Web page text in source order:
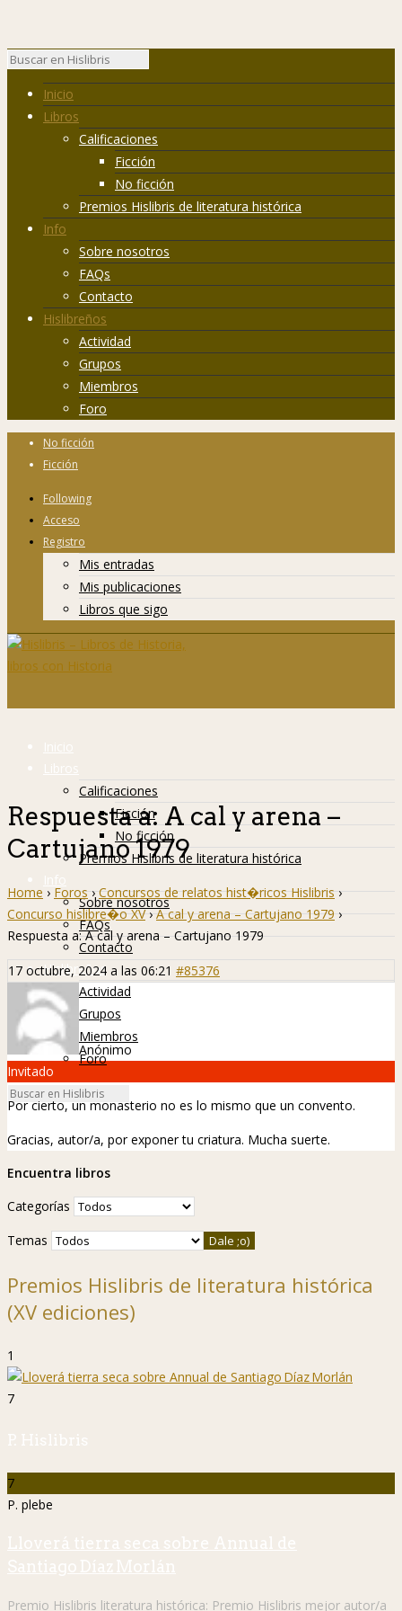
Inicio
Libros
Calificaciones
Ficción
No ficción
Premios Hislibris de literatura histórica
Info
Sobre nosotros
FAQs
Contacto
Hislibreños
Actividad
Grupos
Miembros
Foro
No ficción
Ficción
Following
Acceso
Registro
Mis entradas
Mis publicaciones
Libros que sigo
Inicio
Libros
Calificaciones
Ficción
No ficción
Premios Hislibris de literatura histórica
Info
Sobre nosotros
FAQs
Contacto
Hislibreños
Actividad
Grupos
Miembros
Foro
Respuesta a: A cal y arena –
Cartujano 1979
Home › Foros › Concursos de relatos hist�ricos Hislibris ›
Concurso hislibre�o XV › A cal y arena – Cartujano 1979 ›
Respuesta a: A cal y arena – Cartujano 1979
17 octubre, 2024 a las 06:21 #85376
Anónimo
Invitado
Por cierto, un monasterio no es lo mismo que un convento.
Gracias, autor/a, por exponer tu criatura. Mucha suerte.
Encuentra libros
Categorías
Temas
Premios Hislibris de literatura histórica
(XV ediciones)
1
7
P. Hislibris
7
P. plebe
Lloverá tierra seca sobre Annual de
Santiago Díaz Morlán
Premio Hislibris literatura histórica: Premio Hislibris mejor autor/a